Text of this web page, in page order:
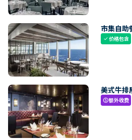
市集自助
check价格包含
美式牛排
paid额外收费